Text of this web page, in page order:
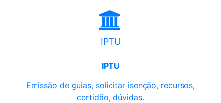
IPTU
IPTU
Emissão de guias, solicitar isenção, recursos,
certidão, dúvidas.